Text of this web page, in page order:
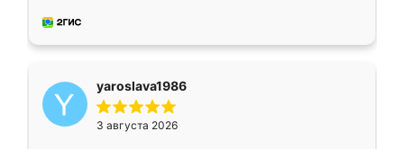
довольны работой. Спасибо Ренессанс
мебель за качественную работу!
yaroslava1986
3 августа 2026